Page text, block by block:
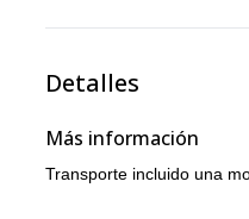
Detalles
Más información
Transporte incluido una